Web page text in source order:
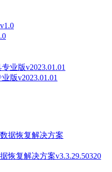
版v2023.01.01
恢复解决方案v3.3.29.50320